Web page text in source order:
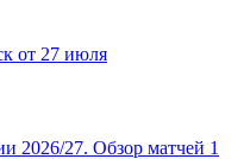
от 27 июля
2026/27. Обзор матчей 1